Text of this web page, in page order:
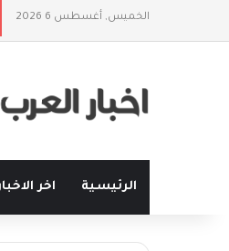
الخميس, أغسطس 6 2026
الرئيسية اخر